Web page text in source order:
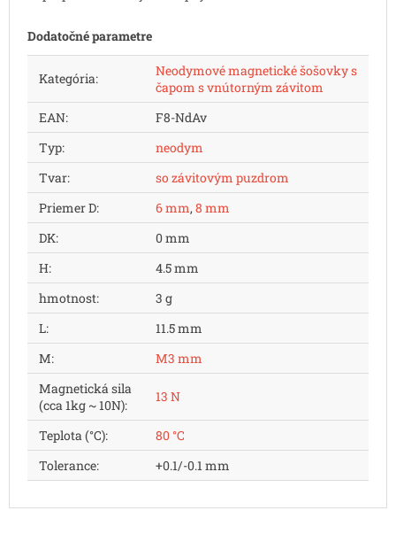
Dodatočné parametre
Kategória:
Neodymové magnetické šošovky s
čapom s vnútorným závitom
EAN:
F8-NdAv
Typ:
neodym
Tvar:
so závitovým puzdrom
Priemer D: 6 mm, 8 mm
DK:
0 mm
H:
4.5 mm
hmotnost:
3 g
L:
11.5 mm
M:
M3 mm
Magnetická sila
(cca 1kg ~ 10N):
13 N
Teplota (°C):
80 °C
Tolerance: +0.1/-0.1 mm